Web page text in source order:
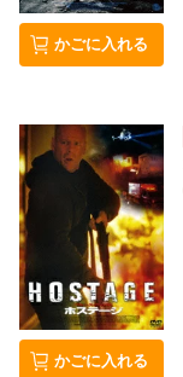
かごに入れる
かごに入れる